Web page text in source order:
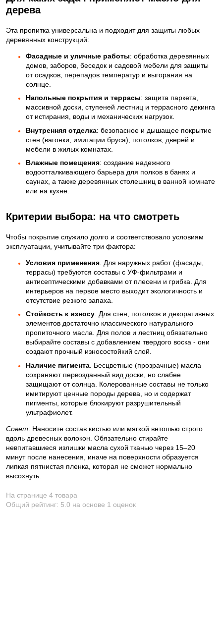
дерева
Эта пропитка универсальна и подходит для защиты любых
деревянных конструкций:
Фасадные и уличные работы: обработка деревянных
домов, заборов, беседок и садовой мебели для защиты
от осадков, перепадов температур и выгорания на
солнце.
Напольные покрытия и террасы: защита паркета,
массивной доски, ступеней лестниц и террасного декинга
от истирания, воды и механических нагрузок.
Внутренняя отделка: безопасное и дышащее покрытие
стен (вагонки, имитации бруса), потолков, дверей и
мебели в жилых комнатах.
Влажные помещения: создание надежного
водоотталкивающего барьера для полков в банях и
саунах, а также деревянных столешниц в ванной комнате
или на кухне.
Критерии выбора: на что смотреть
Чтобы покрытие служило долго и соответствовало условиям
эксплуатации, учитывайте три фактора:
Условия применения . Для наружных работ (фасады,
террасы) требуются составы с УФ-фильтрами и
антисептическими добавками от плесени и грибка. Для
интерьеров на первое место выходит экологичность и
отсутствие резкого запаха.
Стойкость к износу. Для стен, потолков и декоративных
элементов достаточно классического натурального
пропиточного масла. Для полов и лестниц обязательно
выбирайте составы с добавлением твердого воска - они
создают прочный износостойкий слой.
Наличие пигмента . Бесцветные (прозрачные) масла
сохраняют первозданный вид доски, но слабее
защищают от солнца. Колерованные составы не только
имитируют ценные породы дерева, но и содержат
пигменты, которые блокируют разрушительный
ультрафиолет.
Совет: Наносите состав кистью или мягкой ветошью строго
вдоль древесных волокон. Обязательно стирайте
невпитавшиеся излишки масла сухой тканью через 15–20
минут после нанесения, иначе на поверхности образуется
липкая пятнистая пленка, которая не сможет нормально
высохнуть.
На странице 4 товара
Общий рейтинг: 5.0 на основе 1 оценок